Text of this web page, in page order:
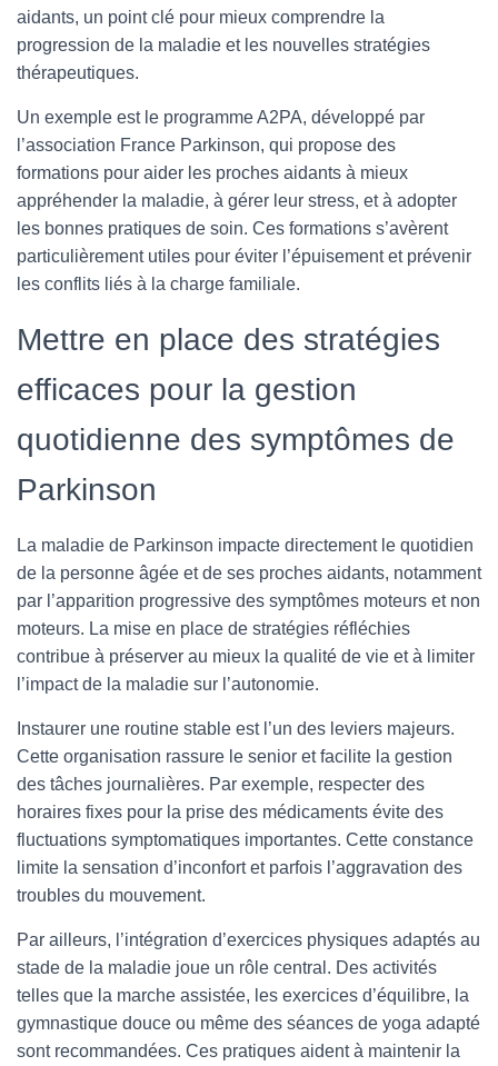
aidants, un point clé pour mieux comprendre la
progression de la maladie et les nouvelles stratégies
thérapeutiques.
Un exemple est le programme A2PA, développé par
l’association France Parkinson, qui propose des
formations pour aider les proches aidants à mieux
appréhender la maladie, à gérer leur stress, et à adopter
les bonnes pratiques de soin. Ces formations s’avèrent
particulièrement utiles pour éviter l’épuisement et prévenir
les conflits liés à la charge familiale.
Mettre en place des stratégies
efficaces pour la gestion
quotidienne des symptômes de
Parkinson
La maladie de Parkinson impacte directement le quotidien
de la personne âgée et de ses proches aidants, notamment
par l’apparition progressive des symptômes moteurs et non
moteurs. La mise en place de stratégies réfléchies
contribue à préserver au mieux la qualité de vie et à limiter
l’impact de la maladie sur l’autonomie.
Instaurer une routine stable est l’un des leviers majeurs.
Cette organisation rassure le senior et facilite la gestion
des tâches journalières. Par exemple, respecter des
horaires fixes pour la prise des médicaments évite des
fluctuations symptomatiques importantes. Cette constance
limite la sensation d’inconfort et parfois l’aggravation des
troubles du mouvement.
Par ailleurs, l’intégration d’exercices physiques adaptés au
stade de la maladie joue un rôle central. Des activités
telles que la marche assistée, les exercices d’équilibre, la
gymnastique douce ou même des séances de yoga adapté
sont recommandées. Ces pratiques aident à maintenir la